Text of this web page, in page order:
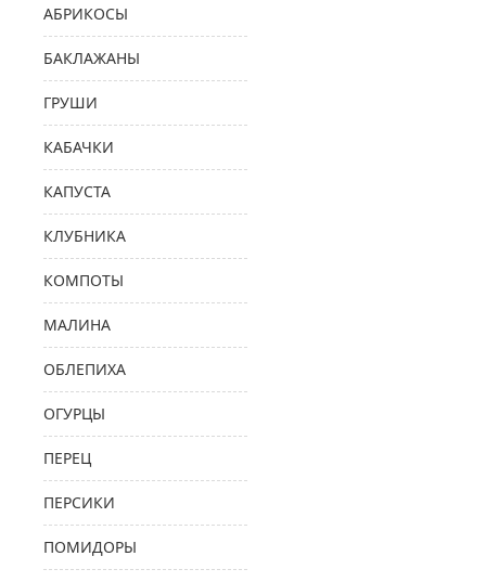
АБРИКОСЫ
БАКЛАЖАНЫ
ГРУШИ
КАБАЧКИ
КАПУСТА
КЛУБНИКА
КОМПОТЫ
МАЛИНА
ОБЛЕПИХА
ОГУРЦЫ
ПЕРЕЦ
ПЕРСИКИ
ПОМИДОРЫ